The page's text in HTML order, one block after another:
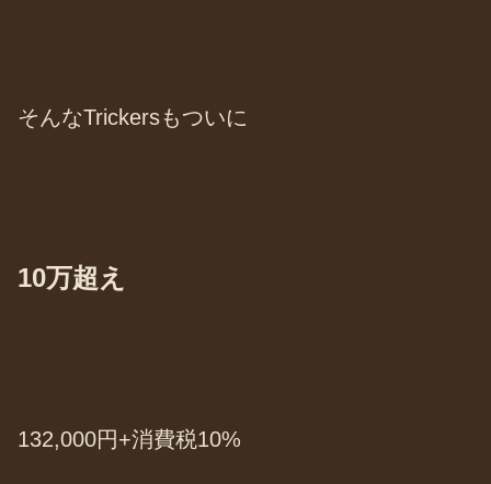
そんなTrickersもついに
10万超え
132,000円+消費税10%